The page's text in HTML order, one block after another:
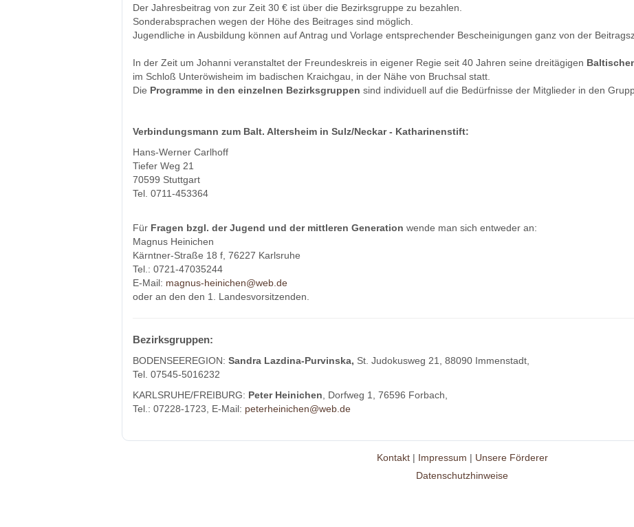
Der Jahresbeitrag von zur Zeit 30 € ist über die Bezirksgruppe zu bezahlen.
Sonderabsprachen wegen der Höhe des Beitrages sind möglich.
Jugendliche in Ausbildung können auf Antrag und Vorlage entsprechender Bescheinigungen ganz von der
In der Zeit um Johanni veranstaltet der Freundeskreis in eigener Regie seit 40 Jahren seine dreitägigen
im Schloß Unteröwisheim im badischen Kraichgau, in der Nähe von Bruchsal statt.
Die Programme in den einzelnen Bezirksgruppen sind individuell auf die Bedürfnisse der Mitglieder in den
Verbindungsmann zum Balt. Altersheim in Sulz/Neckar - Katharinenstift:
Hans-Werner Carlhoff
Tiefer Weg 21
70599 Stuttgart
Tel. 0711-453364
Für Fragen bzgl. der Jugend und der mittleren Generation wende man sich entweder an:
Magnus Heinichen
Kärntner-Straße 18 f, 76227 Karlsruhe
Tel.: 0721-47035244
E-Mail: magnus-heinichen@web.de
oder an den den 1. Landesvorsitzenden.
Bezirksgruppen:
BODENSEEREGION: Sandra Lazdina-Purvinska, St. Judokusweg 21, 88090 Immenstadt,
Tel. 07545-5016232
KARLSRUHE/FREIBURG: Peter Heinichen, Dorfweg 1, 76596 Forbach,
Tel.: 07228-1723, E-Mail: peterheinichen@web.de
Kontakt| Impressum
Unsere Förderer
Datenschutzhinweise